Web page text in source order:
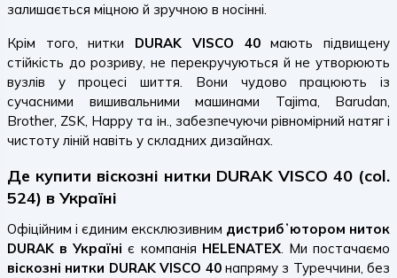
залишається міцною й зручною в носінні.
Крім того, нитки DURAK VISCO 40мають підвищену
стійкість до розриву, не перекручуються й не утворюють
вузлів у процесі шиття. Вони чудово працюють із
сучасними вишивальними машинами Tajima, Barudan,
Brother, ZSK, Happy та ін., забезпечуючи рівномірний натяг і
чистоту ліній навіть у складних дизайнах.
Де купити віскозні нитки DURAK VISCO 40 (col.
524) в Україні
Офіційним і єдиним ексклюзивним дистрибʼютором ниток
DURAK в Україні є компанія HELENATEX. Ми постачаємо
віскозні нитки DURAK VISCO 40напряму з Туреччини, без